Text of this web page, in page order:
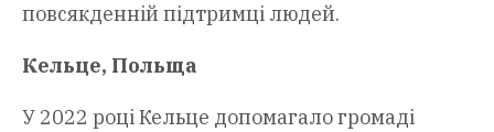
повсякденній підтримці людей.
Кельце, Польща
У 2022 році Кельце допомагало громаді